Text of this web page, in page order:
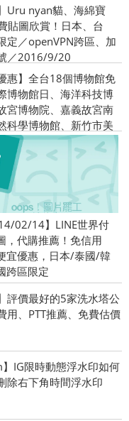
Uru nyan貓、海綿寶
貼圖欣賞！日本、台
定／openVPN跨區、加
／2016/9/20
惠】全台18個博物館免
博物館日、海洋科技博
宮博物院、嘉義故宮南
科學博物館、新竹市美
物館
02/14】LINE世界付
，代購推薦！免信用
宜優惠，日本/泰國/韓
跨區限定
評價最好的5家洗水塔公
用、PTT推薦、免費估價
】IG限時動態浮水印如何
除右下角時間浮水印